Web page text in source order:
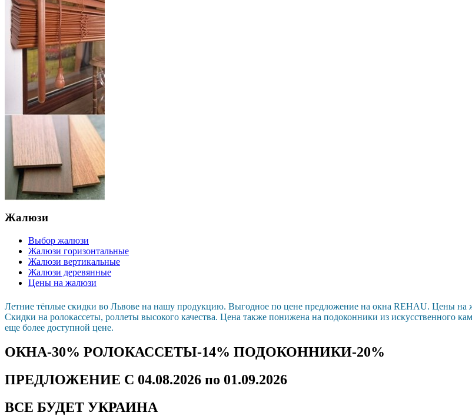
Жалюзи
Выбор жалюзи
Жалюзи горизонтальные
Жалюзи вертикальные
Жалюзи деревянные
Цены на жалюзи
Летние тёплые скидки во Львове на нашу продукцию. Выгодное по цене предложение на окна REHAU. Цены
Скидки на ролокассеты, роллеты высокого качества. Цена также понижена на подоконники из искусственного
еще более доступной цене.
ОКНА-30% РОЛОКАССЕТЫ-14% ПОДОКОННИКИ-20%
ПРЕДЛОЖЕНИЕ С 04.08.2026 по 01.09.2026
ВСЕ БУДЕТ УКРАИНА